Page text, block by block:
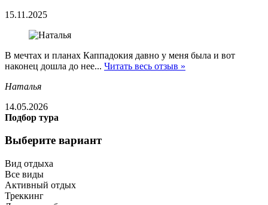
15.11.2025
В мечтах и планах Каппадокия давно у меня была и вот
наконец дошла до нее... Читать весь отзыв »
Наталья
14.05.2026
Подбор тура
Выберите вариант
Вид отдыха
Все виды
Активный отдых
Треккинг